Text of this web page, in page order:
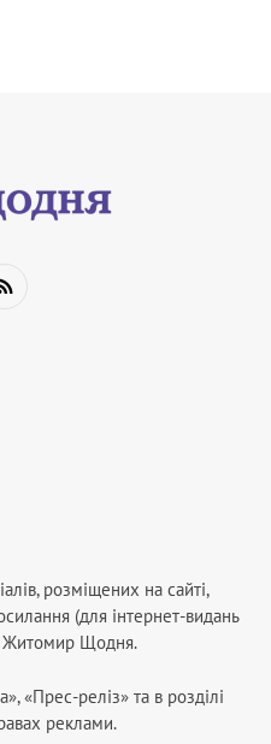
RSS
розміщених на сайті,
(для інтернет-видань
Житомир Щодня.
«Прес-реліз» та в розділі
реклами.